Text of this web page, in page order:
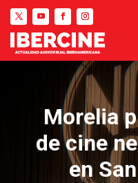
Morelia
de cine
en